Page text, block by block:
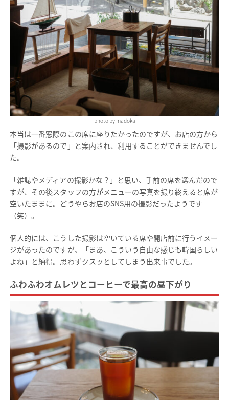
photo by madoka
本当は一番窓際のこの席に座りたかったのですが、お店の方から
「撮影があるので」と案内され、利用することができませんでし
た。
「雑誌やメディアの撮影かな？」と思い、手前の席を選んだので
すが、その後スタッフの方がメニューの写真を撮り終えると席が
空いたままに。どうやらお店のSNS用の撮影だったようです
（笑）。
個人的には、こうした撮影は空いている席や開店前に行うイメー
ジがあったのですが、「まあ、こういう自由な感じも韓国らしい
よね」と納得。思わずクスッとしてしまう出来事でした。
ふわふわオムレツとコーヒーで最高の昼下がり